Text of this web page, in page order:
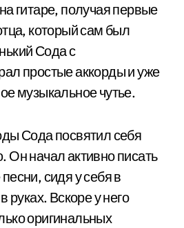
гитаре, получая первые
который сам был
Сода с
простые аккорды и уже
музыкальное чутье.
Сода посвятил себя
Он начал активно писать
сидя у себя в
руках. Вскоре у него
оригинальных